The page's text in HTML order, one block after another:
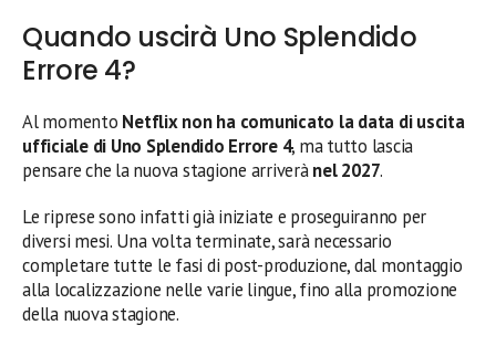
Quando uscirà Uno Splendido
Errore 4?
Al momento Netflix non ha comunicato la data di uscita
ufficiale di Uno Splendido Errore 4, ma tutto lascia
pensare che la nuova stagione arriverànel 2027.
Le riprese sono infatti già iniziate e proseguiranno per
diversi mesi. Una volta terminate, sarà necessario
completare tutte le fasi di post-produzione, dal montaggio
alla localizzazione nelle varie lingue, fino alla promozione
della nuova stagione.